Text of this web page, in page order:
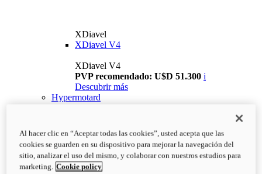
XDiavel
XDiavel V4
XDiavel V4
PVP recomendado: U$D 51.300 i
Descubrir más
Hypermotard
Al hacer clic en “Aceptar todas las cookies”, usted acepta que las
cookies se guarden en su dispositivo para mejorar la navegación del
sitio, analizar el uso del mismo, y colaborar con nuestros estudios para
marketing. Cookie policy